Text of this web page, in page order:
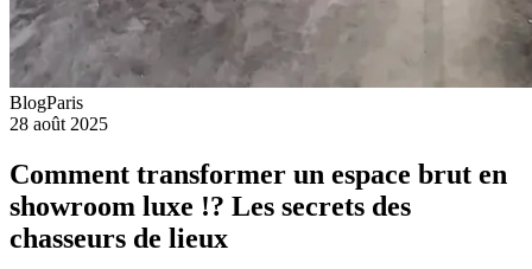
BlogParis
28 août 2025
Comment transformer un espace brut en
showroom luxe !? Les secrets des
chasseurs de lieux